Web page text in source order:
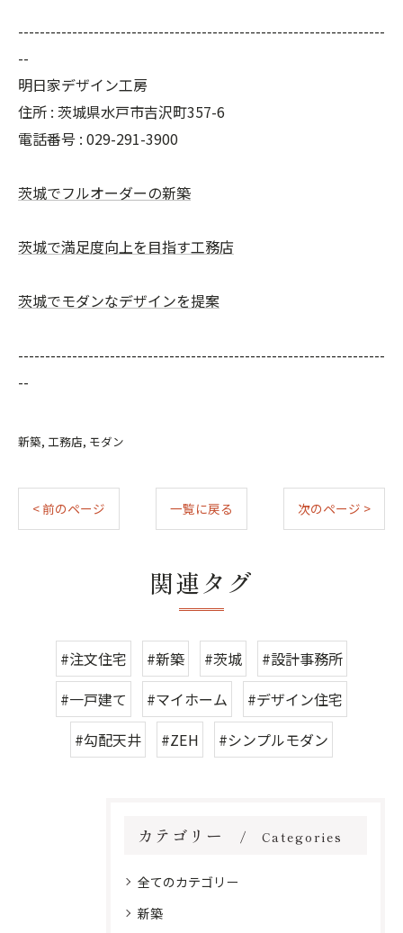
--------------------------------------------------------------------
--
明日家デザイン工房
住所 : 茨城県水戸市吉沢町357-6
電話番号 : 029-291-3900
茨城でフルオーダーの新築
茨城で満足度向上を目指す工務店
茨城でモダンなデザインを提案
--------------------------------------------------------------------
--
新築 工務店 モダン
< 前のページ 一覧に戻る 次のページ >
関連タグ
#注文住宅 #新築 #茨城
#設計事務所
#一戸建て
#マイホーム
#デザイン住宅
#勾配天井
#ZEH #シンプルモダン
カテゴリー Categories
全てのカテゴリー
新築